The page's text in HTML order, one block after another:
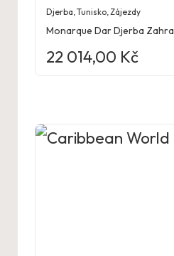
Djerba,Tunisko,Zájezdy
Monarque Dar Djerba Zahra
22 014,00 Kč